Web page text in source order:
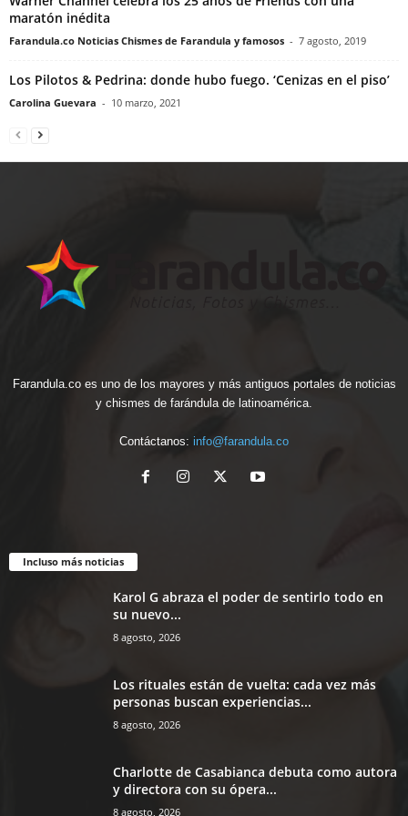
maratón inédita
Farandula.co Noticias Chismes de Farandula y famosos - 7 agosto, 2019
Los Pilotos & Pedrina: donde hubo fuego. ‘Cenizas en el piso’
Carolina Guevara - 10 marzo, 2021
Farandula.co es uno de los mayores y más antiguos portales de noticias
y chismes de farándula de latinoamérica.
Contáctanos: info@farandula.co
Incluso más noticias
Karol G abraza el poder de sentirlo todo en
su nuevo...
8 agosto, 2026
Los rituales están de vuelta: cada vez más
personas buscan experiencias...
8 agosto, 2026
Charlotte de Casabianca debuta como autora
y directora con su ópera...
8 agosto, 2026